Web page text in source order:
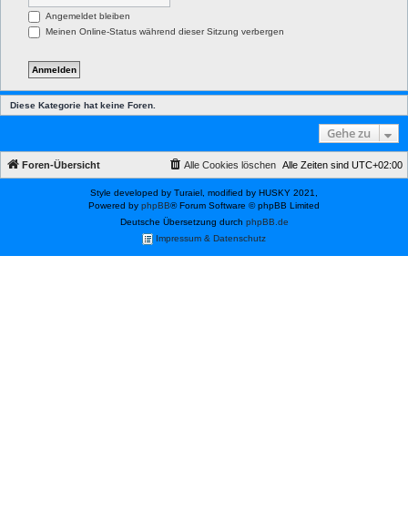
Angemeldet bleiben
Meinen Online-Status während dieser Sitzung verbergen
Diese Kategorie hat keine Foren.
Gehe zu
Foren-Übersicht Alle Zeiten sind UTC+02:00
Alle Cookies löschen
Style developed by Turaiel, modified by HUSKY 2021,
Powered by phpBB® Forum Software © phpBB Limited
Deutsche Übersetzung durch phpBB.de
Impressum & Datenschutz